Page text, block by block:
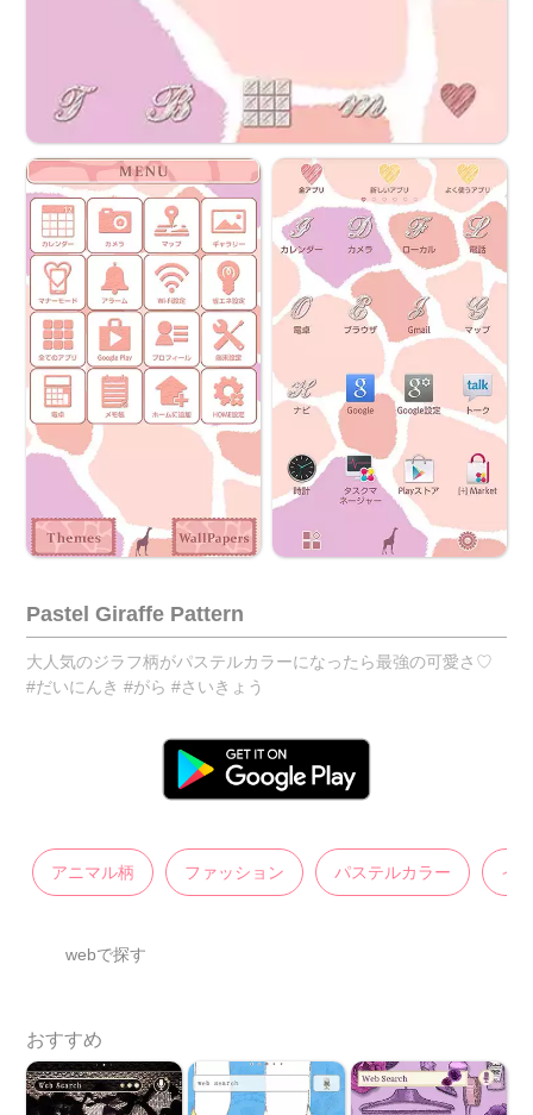
Pastel Giraffe Pattern
大人気のジラフ柄がパステルカラーになったら最強の可愛さ♡
#だいにんき #がら #さいきょう
アニマル柄 ファッション パステルカラー イ
webで探す
おすすめ